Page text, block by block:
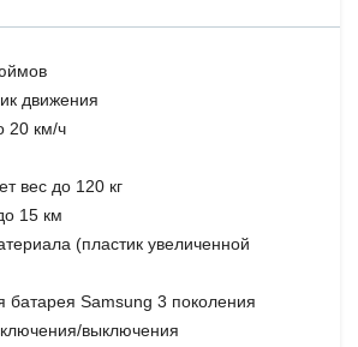
движения
20 км/ч
вес до 120 кг
15 км
(пластик увеличенной
батарея Samsung 3 поколения
выключения